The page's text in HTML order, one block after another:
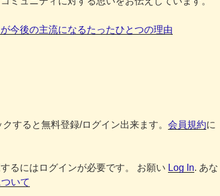
今後の主流になるたったひとつの理由
すると無料登録/ログイン出来ます。 会員規約に
るにはログインが必要です。 お願い Log In. あな
いて